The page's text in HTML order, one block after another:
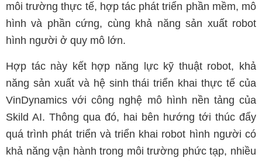
môi trường thực tế, hợp tác phát triển phần mềm, mô
hình và phần cứng, cùng khả năng sản xuất robot
hình người ở quy mô lớn.
Hợp tác này kết hợp năng lực kỹ thuật robot, khả
năng sản xuất và hệ sinh thái triển khai thực tế của
VinDynamics với công nghệ mô hình nền tảng của
Skild AI. Thông qua đó, hai bên hướng tới thúc đẩy
quá trình phát triển và triển khai robot hình người có
khả năng vận hành trong môi trường phức tạp, nhiều